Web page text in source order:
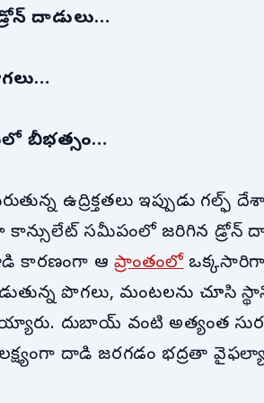
దాడులు…
బీభత్సం…
ఉద్రిక్తతలు ఇప్పుడు గల్ఫ్
సమీపంలో జరిగిన డ్రోన్
కారణంగా ఆప్రాంతంలో
పొగలు, మంటలను చూసి
దుబాయ్ వంటి అత్యంత
దాడి జరగడం భద్రతా